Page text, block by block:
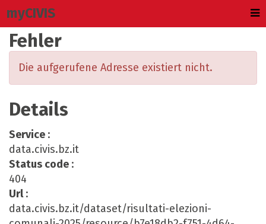
myCIVIS
Fehler
Die aufgerufene Adresse existiert nicht.
Details
Service :
data.civis.bz.it
Status code :
404
Url:
data.civis.bz.it/dataset/risultati-elezioni-